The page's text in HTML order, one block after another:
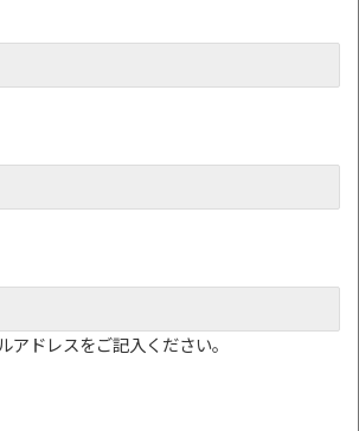
アドレスをご記入ください。